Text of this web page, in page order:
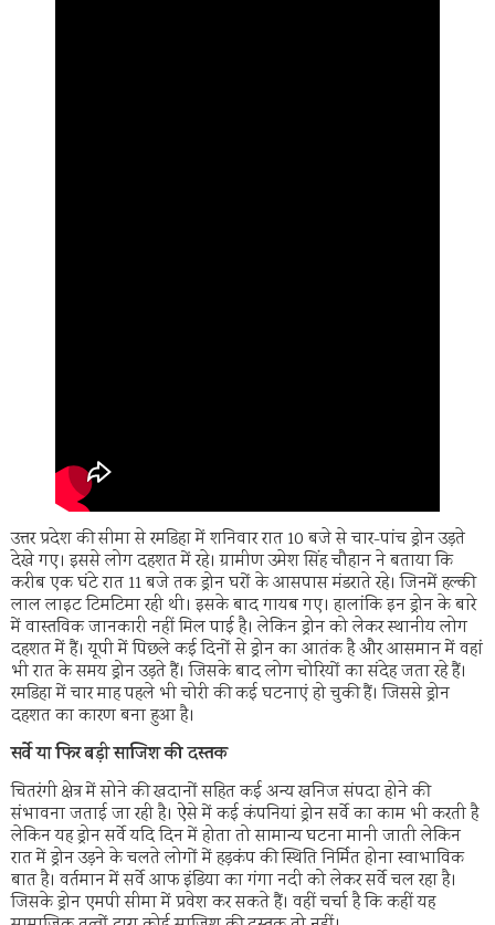
उत्तर प्रदेश की सीमा से रमडिहा में शनिवार रात 10 बजे से चार-पांच ड्रोन उड़ते
देखे गए। इससे लोग दहशत में रहे। ग्रामीण उमेश सिंह चौहान ने बताया कि
करीब एक घंटे रात 11 बजे तक ड्रोन घरों के आसपास मंडराते रहे। जिनमें हल्की
लाल लाइट टिमटिमा रही थी। इसके बाद गायब गए। हालांकि इन ड्रोन के बारे
में वास्तविक जानकारी नहीं मिल पाई है। लेकिन ड्रोन को लेकर स्थानीय लोग
दहशत में हैं। यूपी में पिछले कई दिनों से ड्रोन का आतंक है और आसमान में वहां
भी रात के समय ड्रोन उड़ते हैं। जिसके बाद लोग चोरियों का संदेह जता रहे हैं।
रमडिहा में चार माह पहले भी चोरी की कई घटनाएं हो चुकी हैं। जिससे ड्रोन
दहशत का कारण बना हुआ है।
सर्वे या फिर बड़ी साजिश की दस्तक
चितरंगी क्षेत्र में सोने की खदानों सहित कई अन्य खनिज संपदा होने की
संभावना जताई जा रही है। ऐसे में कई कंपनियां ड्रोन सर्वे का काम भी करती है
लेकिन यह ड्रोन सर्वे यदि दिन में होता तो सामान्य घटना मानी जाती लेकिन
रात में ड्रोन उड़ने के चलते लोगों में हड़कंप की स्थिति निर्मित होना स्वाभाविक
बात है। वर्तमान में सर्वे आफ इंडिया का गंगा नदी को लेकर सर्वे चल रहा है।
जिसके ड्रोन एमपी सीमा में प्रवेश कर सकते हैं। वहीं चर्चा है कि कहीं यह